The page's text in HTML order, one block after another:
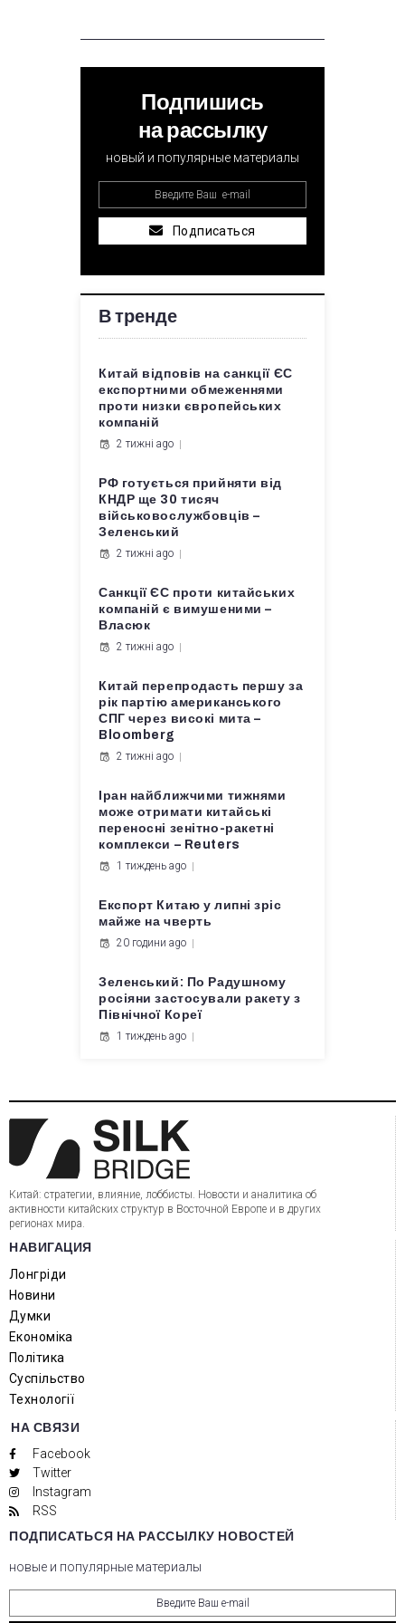
Подпишись
на рассылку
новый и популярные материалы
Подписаться
В тренде
Китай відповів на санкції ЄС
експортними обмеженнями
проти низки європейських
компаній
2 тижні ago
РФ готується прийняти від
КНДР ще 30 тисяч
військовослужбовців –
Зеленський
2 тижні ago
Санкції ЄС проти китайських
компаній є вимушеними –
Власюк
2 тижні ago
Китай перепродасть першу за
рік партію американського
СПГ через високі мита –
Bloomberg
2 тижні ago
Іран найближчими тижнями
може отримати китайські
переносні зенітно-ракетні
комплекси – Reuters
1 тиждень ago
Експорт Китаю у липні зріс
майже на чверть
20 години ago
Зеленський: По Радушному
росіяни застосували ракету з
Північної Кореї
1 тиждень ago
Китай: стратегии, влияние, лоббисты. Новости и аналитика об
активности китайских структур в Восточной Европе и в других
регионах мира.
НАВИГАЦИЯ
Лонгріди
Новини
Думки
Економіка
Політика
Суспільство
Технології
НА СВЯЗИ
Facebook
Twitter
Instagram
RSS
ПОДПИСАТЬСЯ НА РАССЫЛКУ НОВОСТЕЙ
новые и популярные материалы